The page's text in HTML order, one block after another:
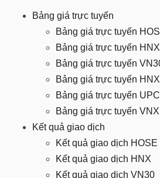
Bảng giá trực tuyến
Bảng giá trực tuyến
Bảng giá trực tuyến HNX
Bảng giá trực tuyến
Bảng giá trực tuyến
Bảng giá trực tuyến
Bảng giá trực tuyến VNX
Kết quả giao dịch
Kết quả giao dịch HOSE
Kết quả giao dịch HNX
Kết quả giao dịch VN30
PHIẾU
CÔNG
CỤ